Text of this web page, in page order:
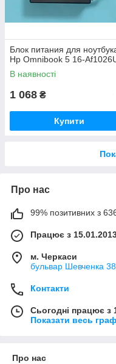
Блок питания для
Hp Omnibook 5 16-
В наявності
1 068 ₴
Купити
Про нас
99% позитивних з 636
Працює з
м. Черкаси
бульвар Шевченка
Контакти
Сьогодні працює з
Показати весь
Про нас